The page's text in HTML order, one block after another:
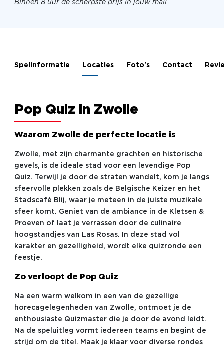
Binnen 8 uur de scherpste prijs in jouw mail
Spelinformatie Locaties Foto's Contact
Pop Quiz in Zwolle
Waarom Zwolle de perfecte locatie is
Zwolle, met zijn charmante grachten en historische
gevels, is de ideale stad voor een levendige Pop
Quiz. Terwijl je door de straten wandelt, kom je langs
sfeervolle plekken zoals de Belgische Keizer en het
Stadscafé Blij, waar je meteen in de juiste muzikale
sfeer komt. Geniet van de ambiance in de Kletsen &
Proeven of laat je verrassen door de culinaire
hoogstandjes van Las Rosas. In deze stad vol
karakter en gezelligheid, wordt elke quizronde een
feestje.
Zo verloopt de Pop Quiz
Na een warm welkom in een van de gezellige
horecagelegenheden van Zwolle, ontmoet je de
enthousiaste Quizmaster die je door de avond leidt.
Na de speluitleg vormt iedereen teams en begint de
strijd om de titel. Maak je klaar voor diverse rondes